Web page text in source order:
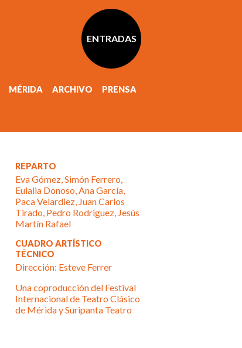
ENTRADAS
MÉRIDA ARCHIVO PRENSA
REPARTO
Eva Gómez, Simón Ferrero,
Eulalia Donoso, Ana García,
Paca Velardiez, Juan Carlos
Tirado, Pedro Rodriguez, Jesús
Martín Rafael
CUADRO ARTÍSTICO
TÉCNICO
Dirección: Esteve Ferrer
Una coproducción del Festival
Internacional de Teatro Clásico
de Mérida y Suripanta Teatro